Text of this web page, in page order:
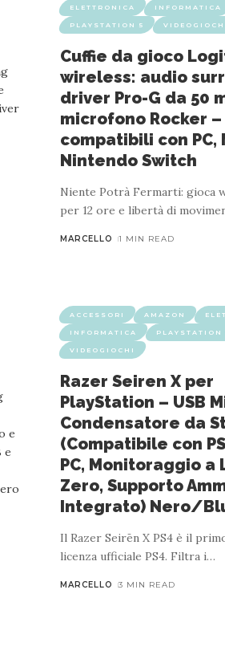
INFORMATICA
da 50 mm per PC,
con Microfono Over-Ear
3 MIN READ
di soli 244 grammi, le Zirox
ancora! Il suono del successo
ELETTRONICA INFORMATICA
PLAYSTATION 5
Cuffie da gioco
wireless: audio
driver Pro-G da 50
microfono Rocker –
compatibili con PC,
Nintendo Switch
Niente Potrà Fermarti: gioca
per 12 ore e ‎libertà di
MARCELLO 1 MIN READ
ACCESSORI AMAZON
INFORMATICA PLAYSTATION
VIDEOGIOCHI
Razer Seiren X per
PlayStation – USB
Condensatore da
(Compatibile con
PC, Monitoraggio a
Zero, Supporto
Integrato) Nero/
Il Razer Seirēn X PS4 è il
licenza ufficiale PS4. Filtra i…
MARCELLO 3 MIN READ